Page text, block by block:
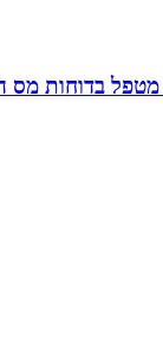
ותשתיות בארץ